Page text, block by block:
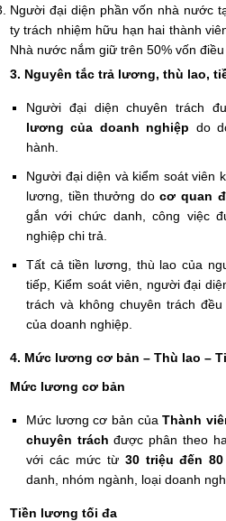
Người đại diện phần vốn nhà nước
ty trách nhiệm hữu hạn hai thành
Nhà nước nắm giữ trên 50% vốn điều
3. Nguyên tắc trả lương, thù lao,
Người đại diện chuyên trách
lương của doanh nghiệp do
hành.
Người đại diện và kiểm soát viên
lương, tiền thưởng docơ quan
gắn với chức danh, công việc
nghiệp chi trả.
Tất cả tiền lương, thù lao của
tiếp, Kiểm soát viên, người đại
trách và không chuyên trách
của doanh nghiệp.
4. Mức lương cơ bản – Thù lao –
Mức lương cơ bản
Mức lương cơ bản củaThành
chuyên trách được phân theo
với các mức từ 30 triệu đến
danh, nhóm ngành, loại doanh
Tiền lương tối đa